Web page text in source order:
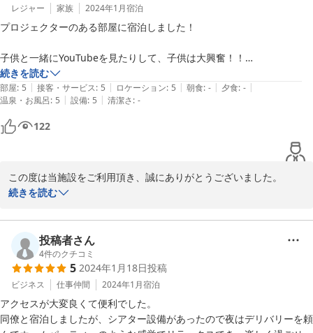
しました事、お詫び申し上げます。
とを願っております。
ご指摘ありがとうございました。
2024-08-06
レジャー 家族 2024年1月宿泊
プロジェクターのある部屋に宿泊しました！
子供と一緒にYouTubeを見たりして、子供は大興奮！！
部屋もふつうのホテルよりも広く、お風呂も広々ゆったりしていて、子
供と一緒に入れる浴室でした！
子供連れにはオススメしたいホテルでした！！
無人運営でチェックインするまでは、不安ではあったのですが、チェッ
また利用させて頂きます！
続きを読む
部屋: 5 | 接客・サービス: 5 | ロケーション: 5 | 朝食: - | 夕食: - |
温泉・お風呂: 5 | 設備: 5 | 清潔さ: -
122
この度は当施設をご利用頂き、誠にありがとうございました。
お子様と共に、ご家族との時間をゆっくりおくつろぎ頂けたよう
今後もスタッフ一同精進してまいりますので、再度福岡へお越しの
際には是非お立ち寄りください。
また近い将来お客様をお出迎えできることを心より願っておりま
す。
2024-02-19
続きを読む
投稿者さん
4件のクチコミ
5 2024年1月18日投稿
ビジネス 仕事仲間 2024年1月宿泊
アクセスが大変良くて便利でした。
同僚と宿泊しましたが、シアター設備があったので夜はデリバリーを頼